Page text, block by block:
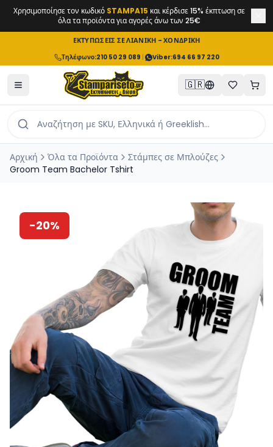
Χρησιμοποίησε τον κωδικό STAMPA15 και κέρδισε 15% έκπτωση σε
όλα τα προϊόντα για αγορές άνω των 25€
ΕΚΤΥΠΩΣΕΙΣ ΣΕ ΛΙΑΝΙΚΗ - ΧΟΝΔΡΙΚΗ
Τηλέφωνο:210 50 29 089 | Viber:694 66 97 220
🇬🇷
Αρχική Όλα τα Προϊόντα
Στάμπες σε Μπλούζες
Groom Team Bachelor Tshirt
-20%